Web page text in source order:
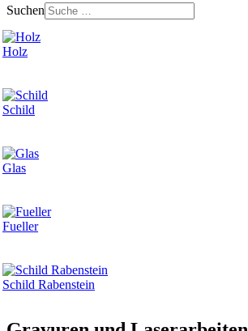
Suchen
Holz
Schild
Glas
Fueller
Schild Rabenstein